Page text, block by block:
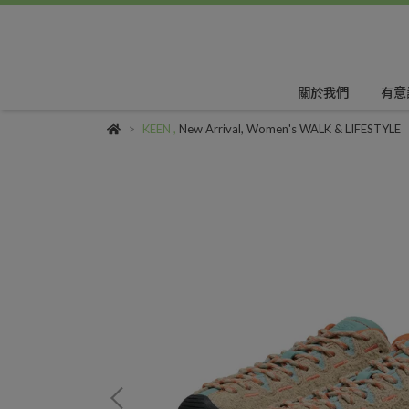
關於我們 有
KEEN , New Arrival, Women's WALK & LIFESTYLE